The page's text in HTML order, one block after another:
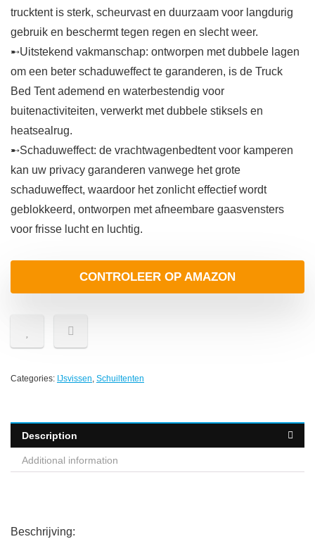
trucktent is sterk, scheurvast en duurzaam voor langdurig
gebruik en beschermt tegen regen en slecht weer.
➸Uitstekend vakmanschap: ontworpen met dubbele lagen
om een beter schaduweffect te garanderen, is de Truck
Bed Tent ademend en waterbestendig voor
buitenactiviteiten, verwerkt met dubbele stiksels en
heatsealrug.
➸Schaduweffect: de vrachtwagenbedtent voor kamperen
kan uw privacy garanderen vanwege het grote
schaduweffect, waardoor het zonlicht effectief wordt
geblokkeerd, ontworpen met afneembare gaasvensters
voor frisse lucht en luchtig.
CONTROLEER OP AMAZON
Categories: IJsvissen, Schuiltenten
Description
Additional information
Beschrijving: